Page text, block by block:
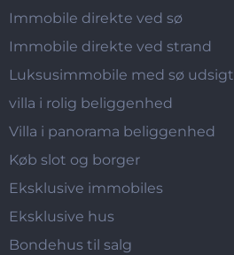
Immobile direkte ved sø
Immobile direkte ved strand
Luksusimmobile med sø udsigt
villa i rolig beliggenhed
Villa i panorama beliggenhed
Køb slot og borger
Eksklusive immobiles
Eksklusive hus
Bondehus til salg